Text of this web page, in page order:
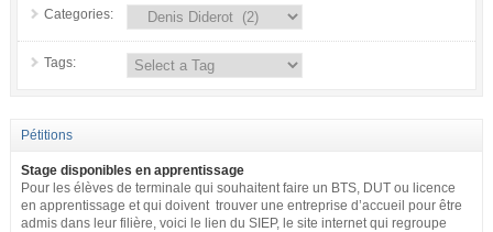
Categories:
Tags:
Pétitions
Stage disponibles en apprentissage
Pour les élèves de terminale qui souhaitent faire un BTS, DUT ou licence
en apprentissage et qui doivent trouver une entreprise d’accueil pour être
admis dans leur filière, voici le lien du SIEP, le site internet qui regroupe